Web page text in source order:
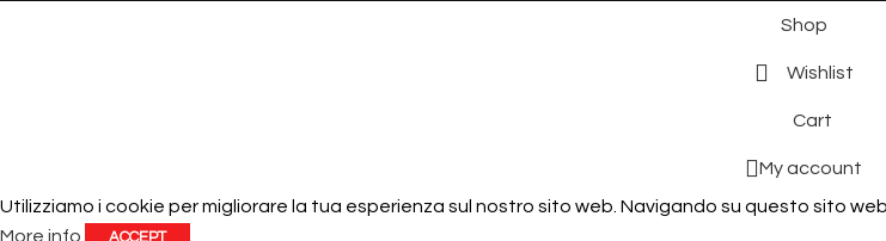
Shop
Wishlist
Cart
My account
Utilizziamo i cookie per migliorare la tua esperienza sul nostro sito web. Navigando su questo sito
More info
ACCEPT